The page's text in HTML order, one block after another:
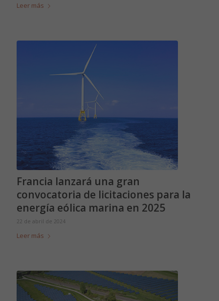
Leer más
Francia lanzará una gran
convocatoria de licitaciones para la
energía eólica marina en 2025
22 de abril de 2024
Leer más